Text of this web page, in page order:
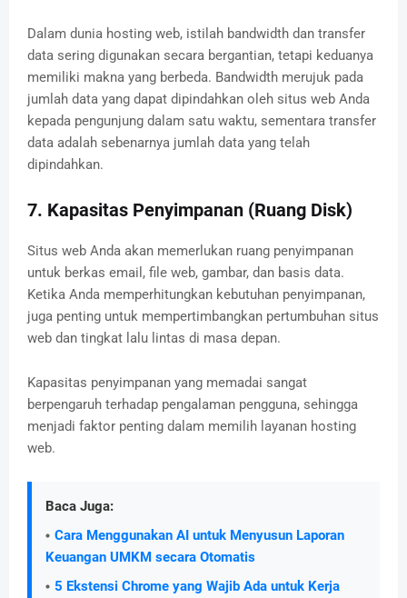
Dalam dunia hosting web, istilah bandwidth dan transfer
data sering digunakan secara bergantian, tetapi keduanya
memiliki makna yang berbeda. Bandwidth merujuk pada
jumlah data yang dapat dipindahkan oleh situs web Anda
kepada pengunjung dalam satu waktu, sementara transfer
data adalah sebenarnya jumlah data yang telah
dipindahkan.
7. Kapasitas Penyimpanan (Ruang Disk)
Situs web Anda akan memerlukan ruang penyimpanan
untuk berkas email, file web, gambar, dan basis data.
Ketika Anda memperhitungkan kebutuhan penyimpanan,
juga penting untuk mempertimbangkan pertumbuhan situs
web dan tingkat lalu lintas di masa depan.
Kapasitas penyimpanan yang memadai sangat
berpengaruh terhadap pengalaman pengguna, sehingga
menjadi faktor penting dalam memilih layanan hosting
web.
Baca Juga:
Cara Menggunakan AI untuk Menyusun Laporan
Keuangan UMKM secara Otomatis
5 Ekstensi Chrome yang Wajib Ada untuk Kerja